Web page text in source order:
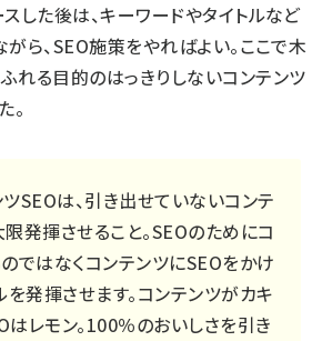
した後は、キーワードやタイトルなど
ら、SEO施策をやればよい。ここで木
れる目的のはっきりしないコンテンツ
。
SEOは、引き出せていないコンテ
発揮させること。SEOのためにコ
ではなくコンテンツにSEOをかけ
を発揮させます。コンテンツがカキ
はレモン。100％のおいしさを引き